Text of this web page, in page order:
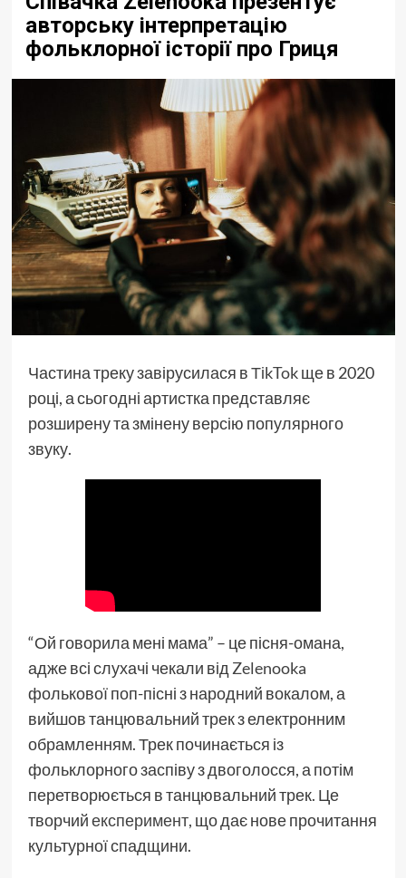
авторську інтерпретацію
фольклорної історії про Гриця
Частина треку завірусилася вТіkTokще в 2020
році, а сьогодні артистка представляє
розширену та змінену версію популярного
звуку.
“Ой говорила мені мама” – це пісня-омана,
адже всі слухачі чекали від Zelenooka
фолькової поп-пісні з народний вокалом, а
вийшов танцювальний трек з електронним
обрамленням. Трек починається із
фольклорного заспіву з двоголосся, а потім
перетворюється в танцювальний трек. Це
творчийексперимент, що дає нове прочитання
культурної спадщини.